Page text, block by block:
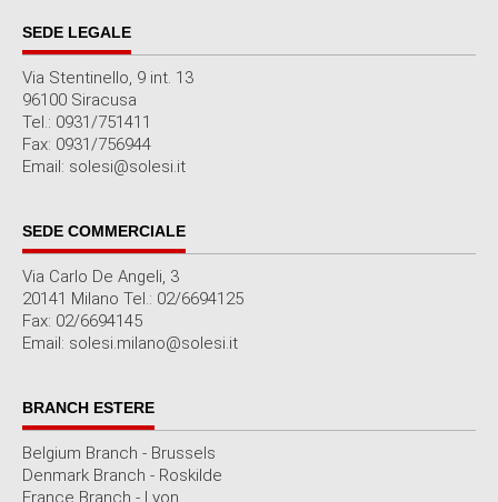
SEDE LEGALE
Via Stentinello, 9 int. 13
96100 Siracusa
Tel.: 0931/751411
Fax: 0931/756944
Email: solesi@solesi.it
SEDE COMMERCIALE
Via Carlo De Angeli, 3
20141 Milano Tel.: 02/6694125
Fax: 02/6694145
Email: solesi.milano@solesi.it
BRANCH ESTERE
Belgium Branch - Brussels
Denmark Branch - Roskilde
France Branch - Lyon